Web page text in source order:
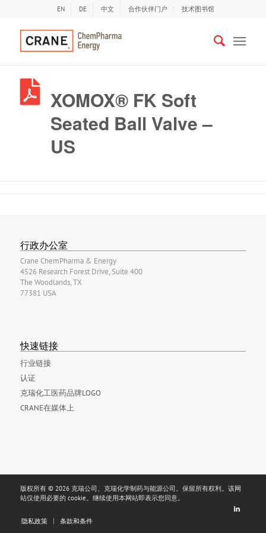
EN DE 中文 合作伙伴门户 技术图书馆
XOMOX® FK Soft
Seated Ball Valve –
US
行政办公室
Crane ChemPharma & Energy
4526 Research Forest Drive, Suite 400
The Woodlands, TX
77381 USA
快速链接
行业链接
认证
克瑞化工医药品牌LOGO
CRANE在媒体上
版权所有 © 2026 克瑞公司、克瑞化学制药与能源公司。保留所有权利。该网
站仅使用必要的 cookie。继续使用本网站即表示您同意。
隐私政策 条款和条件